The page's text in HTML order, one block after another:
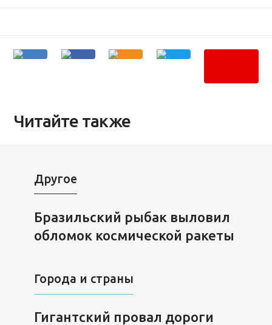
Читайте также
Другое
Бразильский рыбак выловил
обломок космической ракеты
Города и страны
Гигантский провал дороги